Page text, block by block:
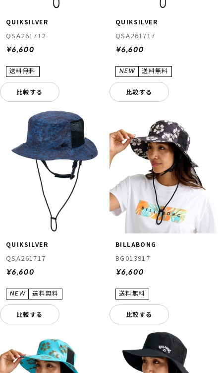
QUIKSILVER
QSA261712
¥6,600
比較する
QUIKSILVER
QSA261717
¥6,600
比較する
QUIKSILVER
QSA261717
¥6,600
比較する
BILLABONG
BG013917
¥6,600
比較する